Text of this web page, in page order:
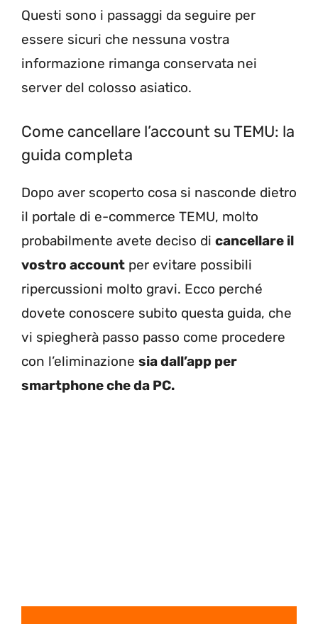
Questi sono i passaggi da seguire per
essere sicuri che nessuna vostra
informazione rimanga conservata nei
server del colosso asiatico.
Come cancellare l’account su TEMU: la
guida completa
Dopo aver scoperto cosa si nasconde dietro
il portale di e-commerce TEMU, molto
probabilmente avete deciso di cancellare il
vostro account per evitare possibili
ripercussioni molto gravi. Ecco perché
dovete conoscere subito questa guida, che
vi spiegherà passo passo come procedere
con l’eliminazione sia dall’app per
smartphone che da PC.